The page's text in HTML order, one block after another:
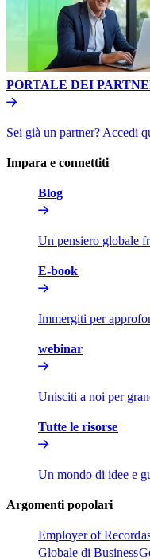
PORTALE DEI
Sei già un partner? Accedi
Impara e connettiti​​
Blog​​
Un pensiero globale
E-book​​
Immergiti per
webinar​​
Unisciti a noi per
Tutte le risorse​​
Un mondo di idee e
Argomenti popolari​​
Employer of Record​​
Globale di Business​​